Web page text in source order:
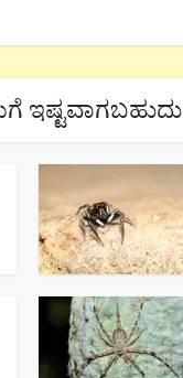
ಇಷ್ಟವಾಗಬಹುದು